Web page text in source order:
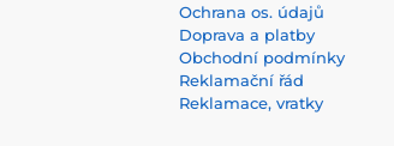
Ochrana os. údajů
Doprava a platby
Obchodní podmínky
Reklamační řád
Reklamace, vratky